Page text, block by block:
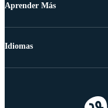
Aprender Más
Idiomas